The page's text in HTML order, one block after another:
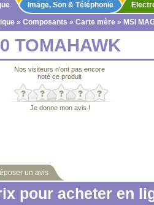
Image, Son & Téléphonie
» Composants » Carte mère » MSI
TOMAHAWK
Nos visiteurs n'ont pas encore
noté ce produit
Je donne mon avis !
un avis
pour acheter en